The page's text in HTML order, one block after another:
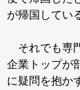
が帰国してい
それでも専
企業トップが
に疑問を抱か